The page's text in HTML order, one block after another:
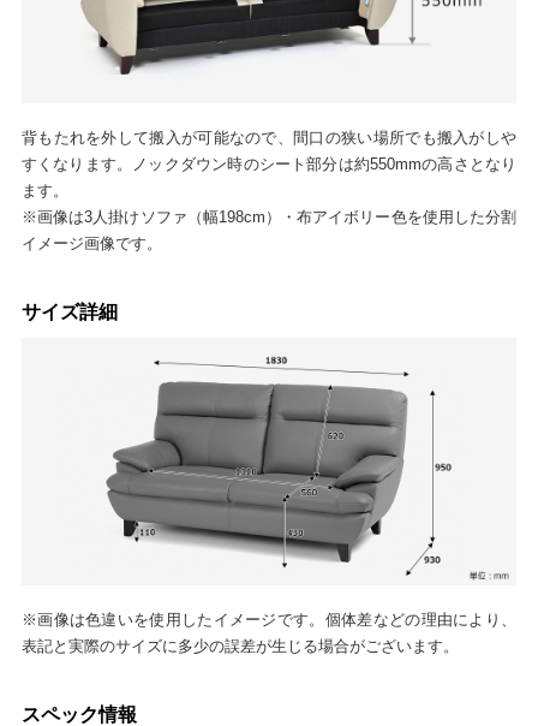
背もたれを外して搬入が可能なので、間口の狭い場所でも搬入がしや
すくなります。ノックダウン時のシート部分は約550mmの高さとなり
ます。
※画像は3人掛けソファ（幅198cm）・布アイボリー色を使用した分割
イメージ画像です。
サイズ詳細
※画像は色違いを使用したイメージです。個体差などの理由により、
表記と実際のサイズに多少の誤差が生じる場合がございます。
スペック情報